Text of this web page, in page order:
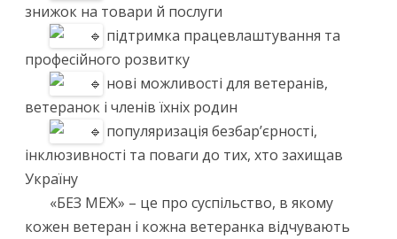
знижок на товари й послуги
підтримка працевлаштування та
професійного розвитку
нові можливості для ветеранів,
ветеранок і членів їхніх родин
популяризація безбар’єрності,
інклюзивності та поваги до тих, хто захищав
Україну
«БЕЗ МЕЖ» – це про суспільство, в якому
кожен ветеран і кожна ветеранка відчувають